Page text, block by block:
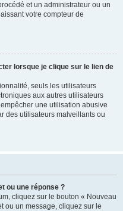
et un administrateur ou un
votre compteur de
lorsque je clique sur le lien de
seuls les utilisateurs
aux autres utilisateurs
une utilisation abusive
des utilisateurs malveillants ou
ou une réponse ?
cliquez sur le bouton « Nouveau
ou un message, cliquez sur le